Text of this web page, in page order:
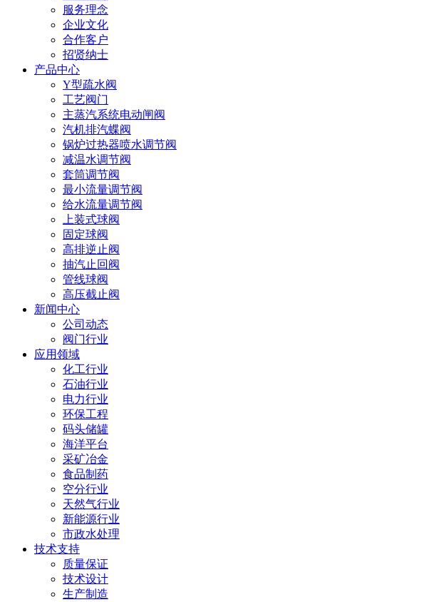
服务理念
企业文化
合作客户
招贤纳士
产品中心
Y型疏水阀
工艺阀门
主蒸汽系统电动闸阀
汽机排汽蝶阀
锅炉过热器喷水调节阀
减温水调节阀
套筒调节阀
最小流量调节阀
给水流量调节阀
上装式球阀
固定球阀
高排逆止阀
抽汽止回阀
管线球阀
高压截止阀
新闻中心
公司动态
阀门行业
应用领域
化工行业
石油行业
电力行业
环保工程
码头储罐
海洋平台
采矿冶金
食品制药
空分行业
天然气行业
新能源行业
市政水处理
技术支持
质量保证
技术设计
生产制造